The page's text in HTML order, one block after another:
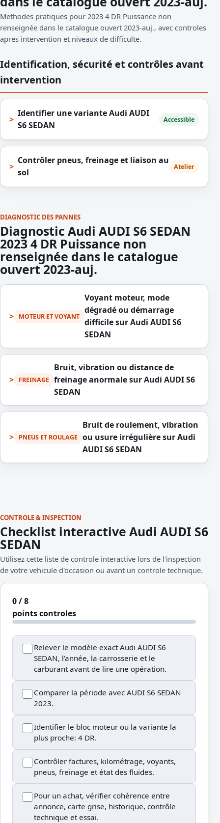
Methodes pratiques pour 2023 4 DR Puissance non
renseignée dans le catalogue ouvert 2023-auj., avec controles
apres intervention et niveaux de difficulte.
Identification, sécurité et contrôles avant
intervention
Identifier une variante Audi AUDI
S6 SEDAN
Accessible
Contrôler pneus, freinage et liaison au
sol
Atelier
DIAGNOSTIC DES PANNES
Diagnostic Audi AUDI S6 SEDAN
2023 4 DR Puissance non
renseignée dans le catalogue
ouvert 2023-auj.
MOTEUR ET VOYANT
Voyant moteur, mode
dégradé ou démarrage
difficile sur Audi AUDI S6
SEDAN
FREINAGE
Bruit, vibration ou distance de
freinage anormale sur Audi AUDI S6
SEDAN
PNEUS ET ROULAGE
Bruit de roulement, vibration
ou usure irrégulière sur Audi
AUDI S6 SEDAN
CONTROLE & INSPECTION
Checklist interactive Audi AUDI S6
SEDAN
Utilisez cette liste de controle interactive lors de l'inspection
de votre vehicule d'occasion ou avant un controle technique.
0 / 8
points controles
Relever le modèle exact Audi AUDI S6
SEDAN, l'année, la carrosserie et le
carburant avant de lire une opération.
Comparer la période avec AUDI S6 SEDAN
2023.
Identifier le bloc moteur ou la variante la
plus proche: 4 DR.
Contrôler factures, kilométrage, voyants,
pneus, freinage et état des fluides.
Pour un achat, vérifier cohérence entre
annonce, carte grise, historique, contrôle
technique et essai.